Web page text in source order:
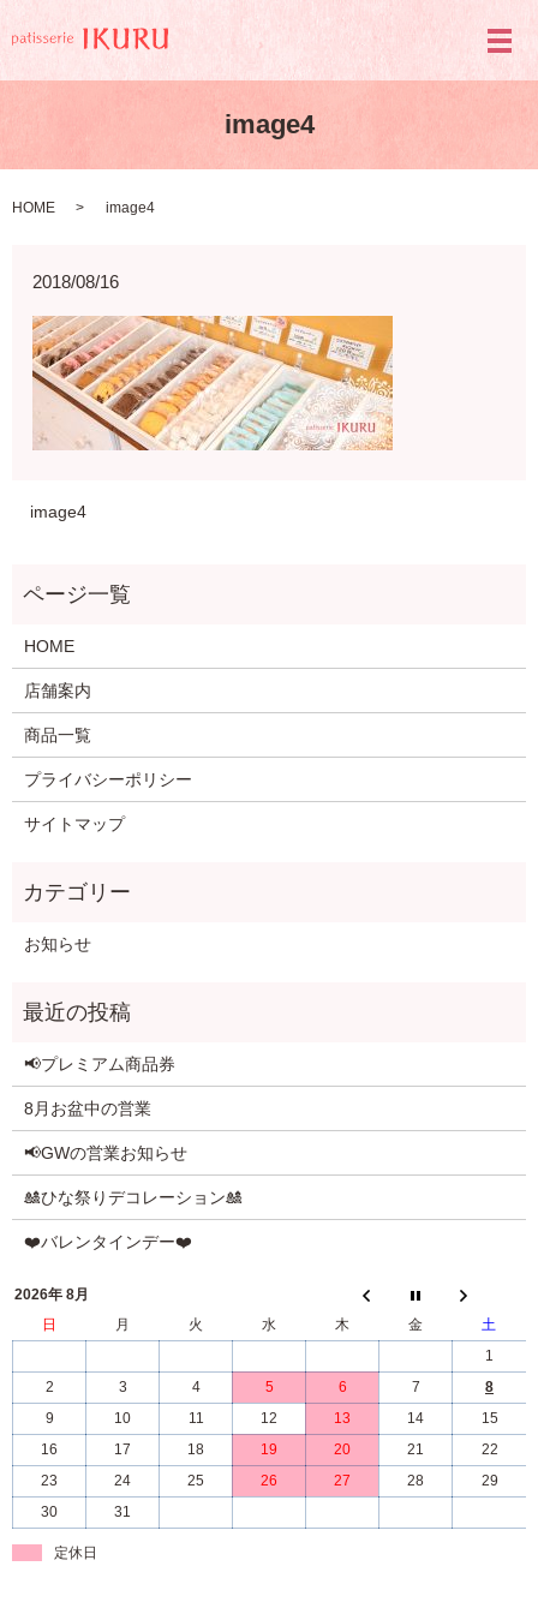
メ
image4
HOME image4
2018/08/16
image4
HOME
店舗案内
商品一覧
プライバシーポリシー
サイトマップ
お知らせ
📢プレミアム商品券
8月お盆中の営業
📢GWの営業お知らせ
🎎ひな祭りデコレーション🎎
❤️バレンタインデー❤️
2026年 8月
日
月 火 水 木 金
土
1
2
3 4 5 6 7
8
9
10 11 12 13 14
15
16
17 18 19 20 21
22
23
24 25 26 27 28
29
30
31
定休日